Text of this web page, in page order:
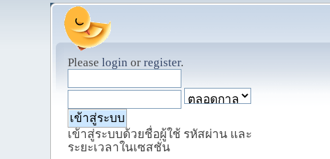
Please login or register.
เข้าสู่ระบบด้วยชื่อผู้ใช้ รหัสผ่าน และ
ระยะเวลาในเซสชั่น